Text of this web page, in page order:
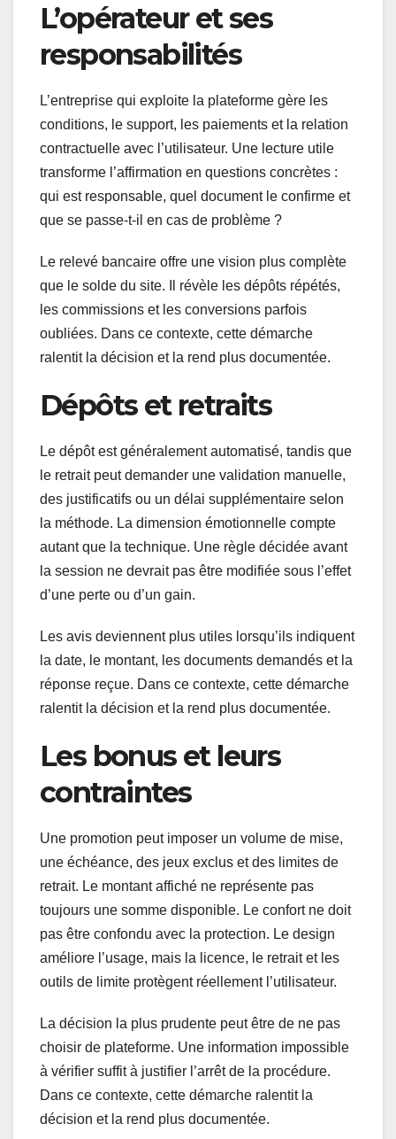
L’opérateur et ses
responsabilités
L’entreprise qui exploite la plateforme gère les
conditions, le support, les paiements et la relation
contractuelle avec l’utilisateur. Une lecture utile
transforme l’affirmation en questions concrètes :
qui est responsable, quel document le confirme et
que se passe-t-il en cas de problème ?
Le relevé bancaire offre une vision plus complète
que le solde du site. Il révèle les dépôts répétés,
les commissions et les conversions parfois
oubliées. Dans ce contexte, cette démarche
ralentit la décision et la rend plus documentée.
Dépôts et retraits
Le dépôt est généralement automatisé, tandis que
le retrait peut demander une validation manuelle,
des justificatifs ou un délai supplémentaire selon
la méthode. La dimension émotionnelle compte
autant que la technique. Une règle décidée avant
la session ne devrait pas être modifiée sous l’effet
d’une perte ou d’un gain.
Les avis deviennent plus utiles lorsqu’ils indiquent
la date, le montant, les documents demandés et la
réponse reçue. Dans ce contexte, cette démarche
ralentit la décision et la rend plus documentée.
Les bonus et leurs
contraintes
Une promotion peut imposer un volume de mise,
une échéance, des jeux exclus et des limites de
retrait. Le montant affiché ne représente pas
toujours une somme disponible. Le confort ne doit
pas être confondu avec la protection. Le design
améliore l’usage, mais la licence, le retrait et les
outils de limite protègent réellement l’utilisateur.
La décision la plus prudente peut être de ne pas
choisir de plateforme. Une information impossible
à vérifier suffit à justifier l’arrêt de la procédure.
Dans ce contexte, cette démarche ralentit la
décision et la rend plus documentée.